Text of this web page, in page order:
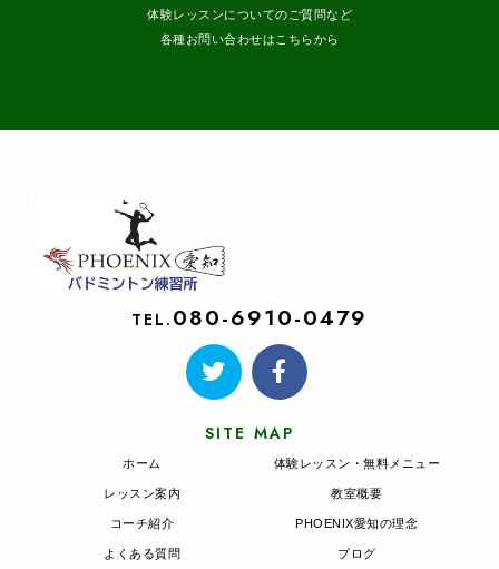
体験レッスンについてのご質問など
各種お問い合わせはこちらから
TEL. 080-6910-0479
SITE MAP
ホーム
レッスン案内
コーチ紹介
よくある質問
体験レッスン・無料メニュー
教室概要
PHOENIX愛知の理念
ブログ